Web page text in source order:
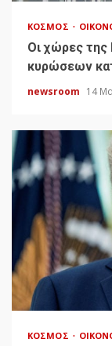
ΚΌΣΜΟΣ
Οι χώρες
κυρώσεων
newsroom 14
ΚΌΣΜΟΣ